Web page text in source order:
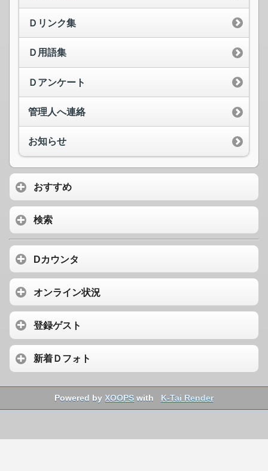
Ｄリンク集
Ｄ用語集
Ｄアンケート
管理人へ連絡
お知らせ
おすすめ
検索
Dカウンタ
オンライン状況
登録ゲスト
新着Ｄフォト
Powered byXOOPS with K-Tai Render